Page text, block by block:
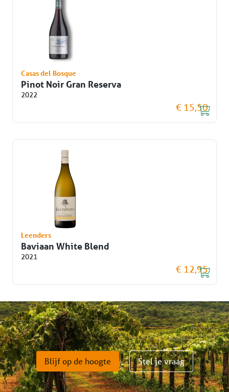
Casas del Bosque
Pinot Noir Gran Reserva
2022
€ 15,50
Leenders
Baviaan White Blend
2021
€ 12,95
Blijf op de hoogte Stel je vraag